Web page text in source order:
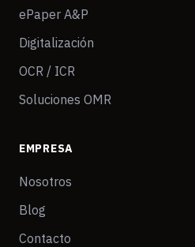
ePaper A&P
Digitalización
OCR / ICR
Soluciones OMR
EMPRESA
Nosotros
Blog
Contacto